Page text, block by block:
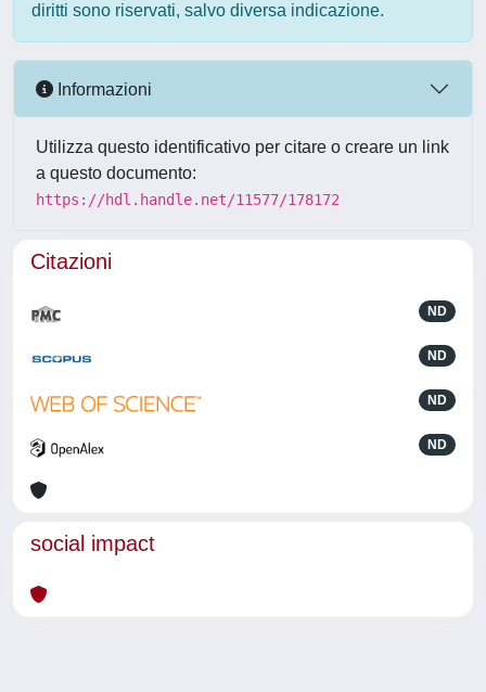
diritti sono riservati, salvo diversa indicazione.
Informazioni
Utilizza questo identificativo per citare o creare un link
a questo documento:
https://hdl.handle.net/11577/178172
Citazioni
ND
ND
ND
ND
social impact